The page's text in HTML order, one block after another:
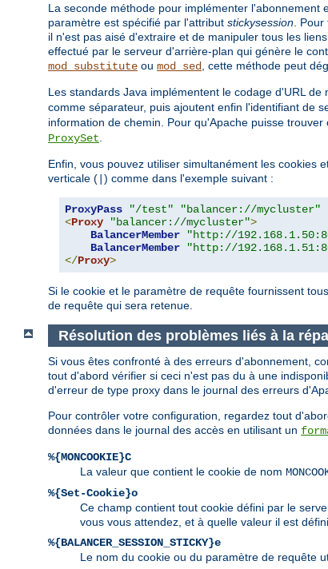
La seconde méthode pour implémenter l'abonnement
paramètre est spécifié par l'attribut stickysession .
il n'est pas aisé d'extraire et de manipuler tous les
effectué par le serveur d'arrière-plan qui génère le
mod_substitute ou mod_sed , cette méthode peut
Les standards Java implémentent le codage d'URL
comme séparateur, puis ajoutent enfin l'identifiant de
information de chemin. Pour qu'Apache puisse
ProxySet
Enfin, vous pouvez utiliser simultanément les cookies
verticale ( ) comme dans l'exemple suivant :
ProxyPass "/test" "balancer://mycluster"
<Proxy "balancer://mycluster">
BalancerMember
"http://
BalancerMember
"http://
</Proxy>
Si le cookie et le paramètre de requête fournissent
de requête qui sera retenue.
Résolution des problèmes liés à la
Si vous êtes confronté à des erreurs d'abonnement,
tout d'abord vérifier si ceci n'est pas du à une
d'erreur de type proxy dans le journal des erreurs
Pour contrôler votre configuration, regardez tout
données dans le journal des accès en utilisant un
%{MONCOOKIE}C
La valeur que contient le cookie de nom
%{Set-Cookie}o
Ce champ contient tout cookie défini par le
vous vous attendez, et à quelle valeur il est défini.
%{BALANCER_SESSION_STICKY}e
Le nom du cookie ou du paramètre de requête